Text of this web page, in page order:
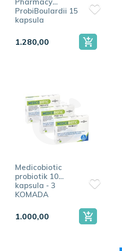
ProbiBoulardii 15
kapsula
1.280,00
Medicobiotic
probiotik 10
kapsula - 3
KOMADA
1.000,00